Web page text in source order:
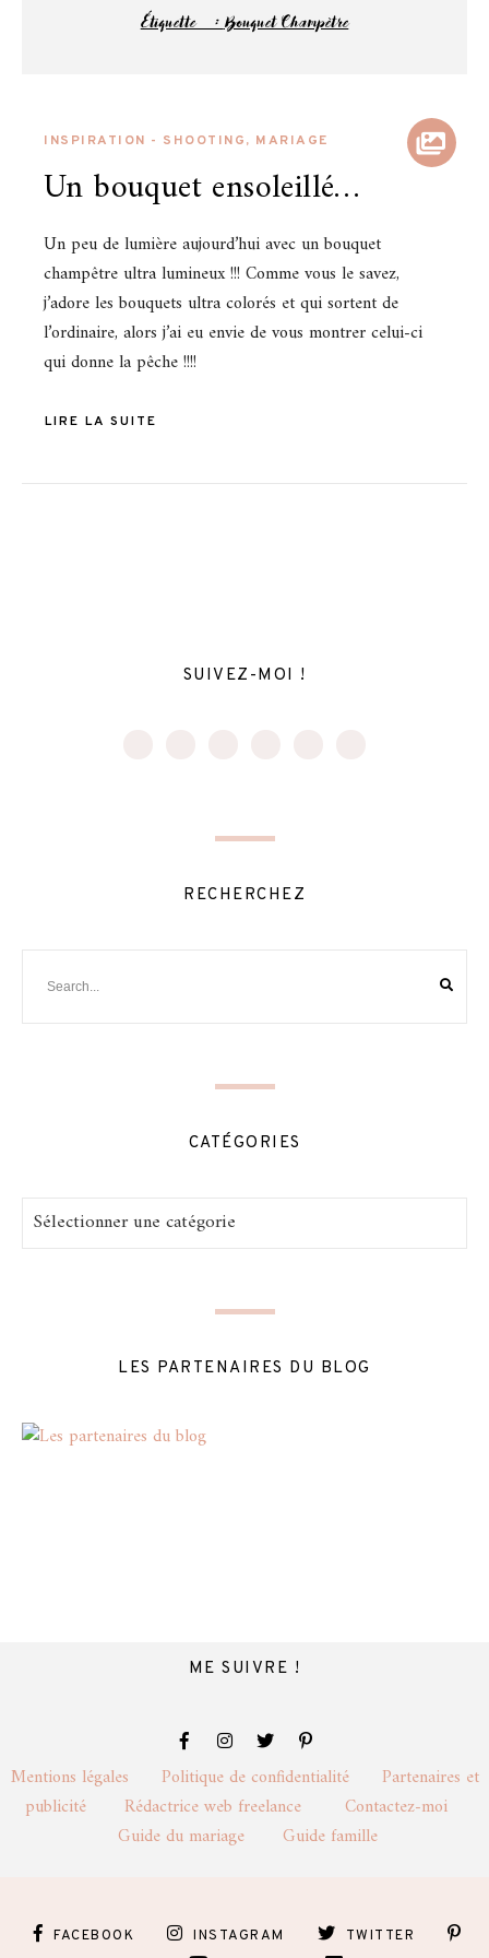
Étiquette :Bouquet Champètre
INSPIRATION - SHOOTING, MARIAGE
Un bouquet ensoleillé…
Un peu de lumière aujourd’hui avec un bouquet
champêtre ultra lumineux !!! Comme vous le savez,
j’adore les bouquets ultra colorés et qui sortent de
l’ordinaire, alors j’ai eu envie de vous montrer celui-ci
qui donne la pêche !!!!
LIRE LA SUITE
SUIVEZ-MOI !
RECHERCHEZ
CATÉGORIES
Catégories
LES PARTENAIRES DU BLOG
ME SUIVRE !
Mentions légales Politique de confidentialité Partenaires et
publicité Rédactrice web freelance Contactez-moi
Guide du mariage Guide famille
FACEBOOK INSTAGRAM
TWITTER